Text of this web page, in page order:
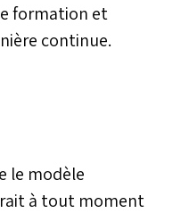
formation et
continue.
le modèle
à tout moment